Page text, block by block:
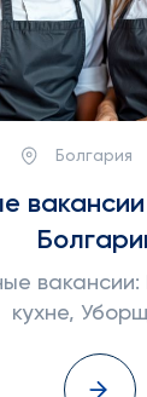
Болгария
кухне,